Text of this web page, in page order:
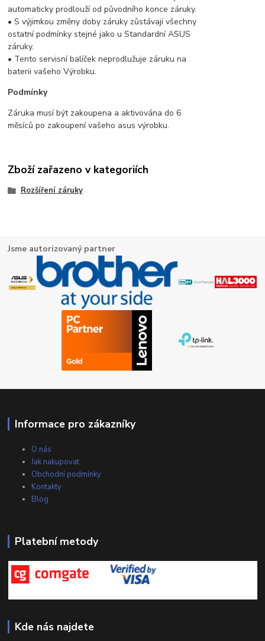
automaticky prodlouží od původního konce záruky.
• S výjimkou změny doby záruky zůstávají všechny
ostatní podmínky stejné jako u Standardní ASUS
záruky.
• Tento servisní balíček neprodlužuje záruku na
baterii vašeho Výrobku.
Podmínky
Záruka musí být zakoupena a aktivována do 6
měsíců po zakoupení vašeho asus výrobku.
Zboží zařazeno v kategoriích
Rozšíření záruky
Jsme autorizovaný partner
Informace pro zákazníky
O nás
Jak nakupovat
Obchodní podmínky
Kontakty
Blog
Platební metody
Kde nás najdete